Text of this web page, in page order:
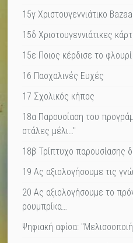
15γ Χριστουγεννιάτικο
15δ Χριστουγεννιάτικες
15ε Ποιος κέρδισε το
16 Πασχαλινές Ευχές
17 Σχολικός κήπος
18α Παρουσίαση του
στάλες μέλι…"
18β Τρίπτυχο παρουσίασης
19 Ας αξιολογήσουμε τις
20 Ας αξιολογήσουμε το
ρουμπρίκα…
Ψηφιακή αφίσα: